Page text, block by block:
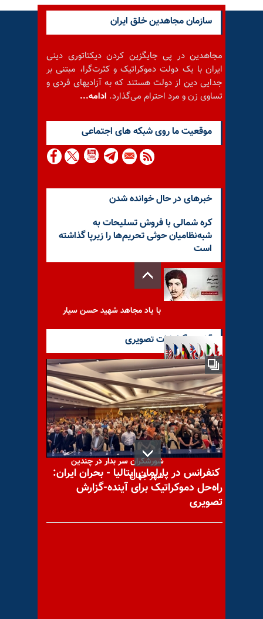
سازمان مجاهدین خلق ایران
مجاهدین در پی جایگزین کردن دیکتاتوری دینی
ایران با یک دولت دموکراتیک و کثرت‌گرا، مبتنی بر
جدایی دین از دولت هستند که به آزادیهای فردی و
تساوی زن و مرد احترام می‌گذارد. ادامه...
موقعيت ما روى شبكه هاى اجتماعى
خبرهای در حال خوانده شدن
کره شمالی با فروش تسلیحات به
شبه‌نظامیان حوثی تحریم‌ها را زیرپا گذاشته
است
با یاد مجاهد شهید حسن سیار
اجلاس جی۷ به تعویق افتاد
گرامیداشت مجاهدان و
شورشگران سر بدار در چندین
شهر جهان
آخرین گزارشات تصویری
کنفرانس در پارلمان ایتالیا - بحران ایران:
راه‌حل دموکراتیک برای آینده-گزارش
تصویری